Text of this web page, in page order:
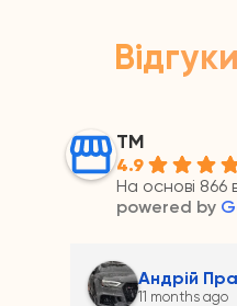
ТМ
4.9
На основі 866
powered by G
Андрій
11 months ago